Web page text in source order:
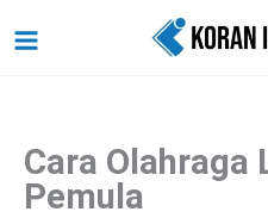
ke
Cara Olahraga
Pemula
a